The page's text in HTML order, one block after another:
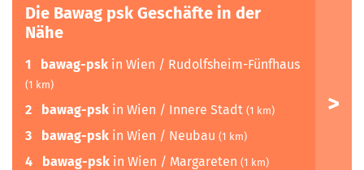
Die Bawag psk Geschäfte in der
Nähe
1 bawag-psk in Wien / Rudolfsheim-Fünfhaus
(1 km)
2 bawag-psk in Wien / Innere Stadt (1 km)
3 bawag-psk in Wien / Neubau (1 km)
4 bawag-psk in Wien / Margareten (1 km)